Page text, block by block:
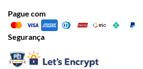
Pague com
Segurança